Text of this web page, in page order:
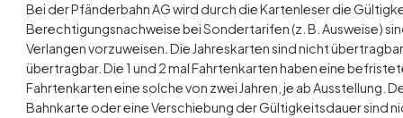
Bei der Pfänderbahn AG wird durch die Kartenleser die
Berechtigungsnachweise bei Sondertarifen (z. B. Ausweise)
Verlangen vorzuweisen. Die Jahreskarten sind nicht
übertragbar. Die 1 und 2 mal Fahrtenkarten haben eine
Fahrtenkarten eine solche von zwei Jahren, je ab Ausstellung.
Bahnkarte oder eine Verschiebung der Gültigkeitsdauer sind